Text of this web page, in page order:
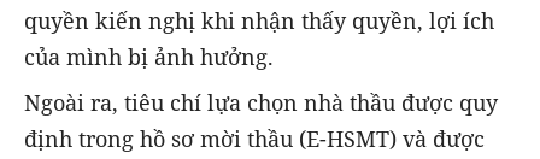
quyền kiến nghị khi nhận thấy quyền, lợi ích
của mình bị ảnh hưởng.
Ngoài ra, tiêu chí lựa chọn nhà thầu được quy
định trong hồ sơ mời thầu (E-HSMT) và được